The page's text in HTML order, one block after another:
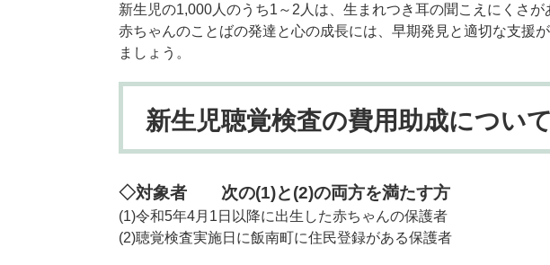
新生児の1,000人のうち1～2人は、生まれつき耳の聞こえにくさが
赤ちゃんのことばの発達と心の成長には、早期発見と適切な支援
ましょう。
新生児聴覚検査の費用助成について
◇対象者 次の(1)と(2)の両方を満たす方
​(1)令和5年4月1日以降に出生した赤ちゃんの保護者
(2)聴覚検査実施日に飯南町に住民登録がある保護者